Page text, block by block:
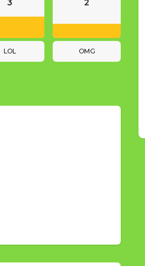
3
LOL
2
OMG